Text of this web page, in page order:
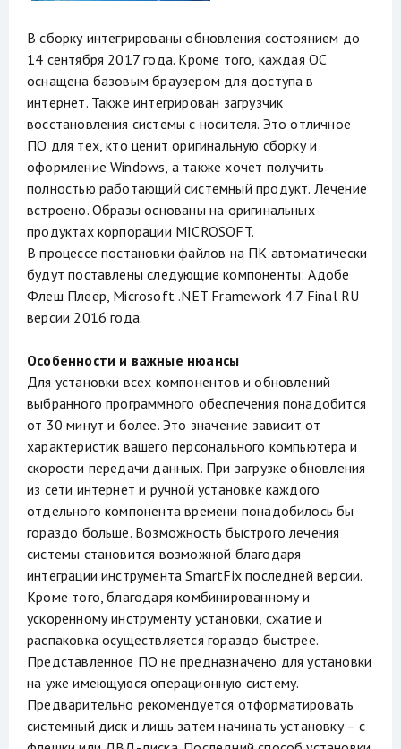
В сборку интегрированы обновления состоянием до
14 сентября 2017 года. Кроме того, каждая ОС
оснащена базовым браузером для доступа в
интернет. Также интегрирован загрузчик
восстановления системы с носителя. Это отличное
ПО для тех, кто ценит оригинальную сборку и
оформление Windows, а также хочет получить
полностью работающий системный продукт. Лечение
встроено. Образы основаны на оригинальных
продуктах корпорации MICROSOFT.
В процессе постановки файлов на ПК автоматически
будут поставлены следующие компоненты: Адобе
Флеш Плеер, Microsoft .NET Framework 4.7 Final RU
версии 2016 года.
Особенности и важные нюансы
Для установки всех компонентов и обновлений
выбранного программного обеспечения понадобится
от 30 минут и более. Это значение зависит от
характеристик вашего персонального компьютера и
скорости передачи данных. При загрузке обновления
из сети интернет и ручной установке каждого
отдельного компонента времени понадобилось бы
гораздо больше. Возможность быстрого лечения
системы становится возможной благодаря
интеграции инструмента SmartFix последней версии.
Кроме того, благодаря комбинированному и
ускоренному инструменту установки, сжатие и
распаковка осуществляется гораздо быстрее.
Представленное ПО не предназначено для установки
на уже имеющуюся операционную систему.
Предварительно рекомендуется отформатировать
системный диск и лишь затем начинать установку – с